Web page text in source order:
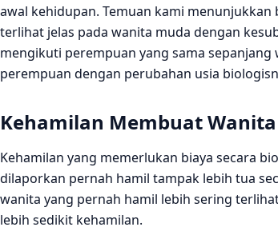
awal kehidupan. Temuan kami
terlihat jelas pada wanita muda dengan
mengikuti perempuan yang sama
perempuan dengan perubahan usia
Kehamilan Membuat
Kehamilan yang memerlukan biaya secara
dilaporkan pernah hamil tampak lebih tua
wanita yang pernah hamil lebih sering
lebih sedikit kehamilan.